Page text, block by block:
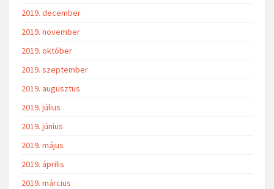
2019. december
2019. november
2019. október
2019. szeptember
2019. augusztus
2019. július
2019. június
2019. május
2019. április
2019. március